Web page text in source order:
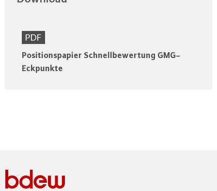
PDF
Positionspapier Schnellbewertung GMG-
Eckpunkte